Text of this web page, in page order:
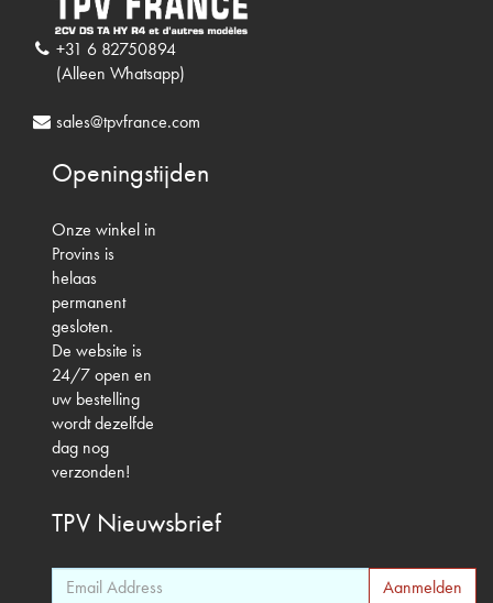
+31 6 82750894
(Alleen Whatsapp)
sales@tpvfrance.com
Openingstijden
Onze winkel in
Provins is
helaas
permanent
gesloten.
De website is
24/7 open en
uw bestelling
wordt dezelfde
dag nog
verzonden!
TPV Nieuwsbrief